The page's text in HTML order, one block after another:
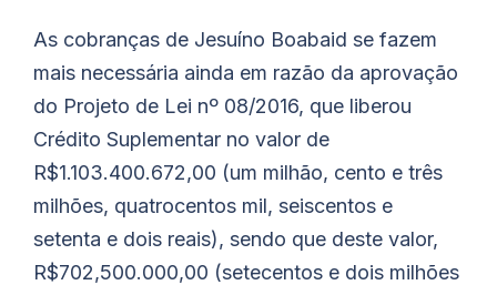
As cobranças de Jesuíno Boabaid se fazem
mais necessária ainda em razão da aprovação
do Projeto de Lei nº 08/2016, que liberou
Crédito Suplementar no valor de
R$1.103.400.672,00 (um milhão, cento e três
milhões, quatrocentos mil, seiscentos e
setenta e dois reais), sendo que deste valor,
R$702,500.000,00 (setecentos e dois milhões